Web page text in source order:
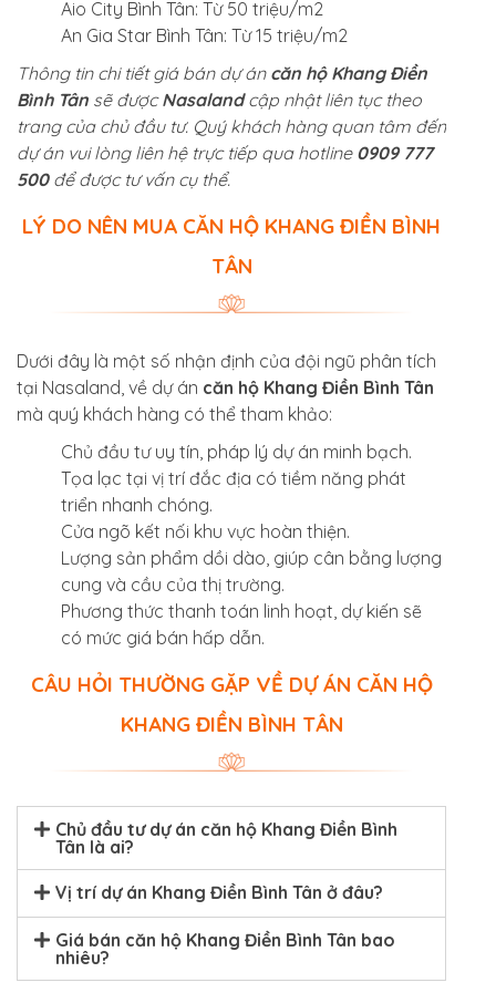
Aio City Bình Tân: Từ 50 triệu/m2
An Gia Star Bình Tân: Từ 15 triệu/m2
Thông tin chi tiết giá bán dự án căn hộ Khang Điền
Bình Tân sẽ đượcNasalandcập nhật liên tục theo
trang của chủ đầu tư. Quý khách hàng quan tâm đến
dự án vui lòng liên hệ trực tiếp qua hotline 0909 777
500để được tư vấn cụ thể.
LÝ DO NÊN MUA CĂN HỘ KHANG ĐIỀN BÌNH
TÂN
Dưới đây là một số nhận định của đội ngũ phân tích
tại Nasaland, về dự án căn hộ Khang Điền Bình Tân
mà quý khách hàng có thể tham khảo:
Chủ đầu tư uy tín, pháp lý dự án minh bạch.
Tọa lạc tại vị trí đắc địa có tiềm năng phát
triển nhanh chóng.
Cửa ngõ kết nối khu vực hoàn thiện.
Lượng sản phẩm dồi dào, giúp cân bằng lượng
cung và cầu của thị trường.
Phương thức thanh toán linh hoạt, dự kiến sẽ
có mức giá bán hấp dẫn.
CÂU HỎI THƯỜNG GẶP VỀ DỰ ÁN CĂN HỘ
KHANG ĐIỀN BÌNH TÂN
Chủ đầu tư dự án căn hộ Khang Điền Bình
Tân là ai?
Vị trí dự án Khang Điền Bình Tân ở đâu?
Giá bán căn hộ Khang Điền Bình Tân bao
nhiêu?